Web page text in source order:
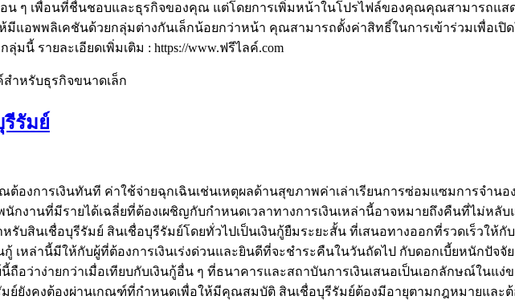
อน ๆ เพื่อนที่ชื่นชอบและธุรกิจของคุณ แต่โดยการเพิ่มหน้าในโปรไฟล์ของคุณคุณสามารถแ
แอพพลิเคชันด้วยกลุ่มต่างกันเล็กน้อยกว่าหน้า คุณสามารถตั้งค่าสิทธิ์ในการเข้าร่วมเพื่อเ
นี้ รายละเอียดเพิ่มเติม : https://www.ฟรีไลค์.com
ำหรับธุรกิจขนาดเล็ก
รีรัมย์
ต้องการเงินทันที ค่าใช้จ่ายฉุกเฉินเช่นเหตุผลด้านสุขภาพค่าเล่าเรียนการซ่อมแซมการจำ
งานที่มีรายได้เฉลี่ยที่ต้องเผชิญกับกำหนดเวลาทางการเงินเหล่านี้อาจหมายถึงคืนที่ไม่หลั
บสินเชื่อบุรีรัมย์ สินเชื่อบุรีรัมย์โดยทั่วไปเป็นเงินกู้ยืมระยะสั้น ที่เสนอทางออกที่รวดเร็วให้
เหล่านี้มีให้กับผู้ที่ต้องการเงินเร่งด่วนและยินดีที่จะชำระคืนในวันถัดไป กับดอกเบี้ยหนักปัจจั
ว่าง่ายกว่าเมื่อเทียบกับเงินกู้อื่น ๆ ที่ธนาคารและสถาบันการเงินเสนอเป็นเอกลักษณ์ในแง่
มย์ยังคงต้องผ่านเกณฑ์ที่กำหนดเพื่อให้มีคุณสมบัติ สินเชื่อบุรีรัมย์ต้องมีอายุตามกฎหมายแล